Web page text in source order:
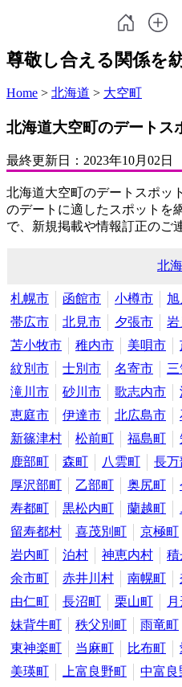
尊敬し合える関係を
Home > 北海道 > 大空町
北海道大空町のデートス
最終更新日： 2023年10月02日
北海道大空町のデートスポッ
のデートに適したスポットを
で、新規掲載や情報訂正のご
北
札幌市 函館市 小樽市
帯広市
北見市 夕張市 岩
苫小牧市
稚内市 美唄市
紋別市
士別市 名寄市 三
滝川市
砂川市 歌志内市
恵庭市
伊達市 北広島市
新篠津村
松前町 福島町
鹿部町
森町 八雲町 長
厚沢部町
乙部町 奥尻町
寿都町
黒松内町 蘭越町
留寿都村
喜茂別町 京極町
岩内町
泊村 神恵内村 積
余市町
赤井川村 南幌町
由仁町
長沼町 栗山町
妹背牛町
秩父別町 雨竜町
東神楽町
当麻町 比布町
美瑛町
上富良野町 中富良